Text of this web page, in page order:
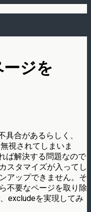
ジを
合があるらしく、
視されてしまいま
ば解決する問題なので
スタマイズが入ってし
アップできません。そ
不要なページを取り除
excludeを実現してみ